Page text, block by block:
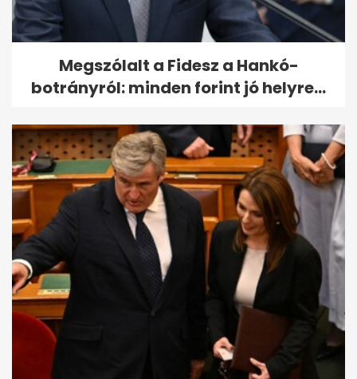
Megszólalt a Fidesz a Hankó-
botrányról: minden forint jó helyre...